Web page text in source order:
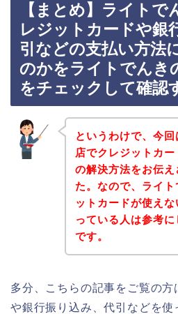
【まとめ】ライトで
レジットカードや銀
引などの支払い方法
のかをライトでんき
をチェックして確認
というわけで、今
店でクレジットカ
の解決方法をお伝
た。なので、ライ
ットカードが使え
っている人は参考
です。
多分、こちらの記事をご覧の方
や銀行振り込み、代引などを